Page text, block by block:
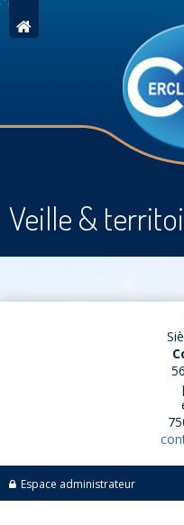
Veille &
Espace administrateur